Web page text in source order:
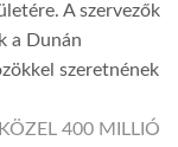
A szervezők
a Dunán
szeretnének
400 MILLIÓ